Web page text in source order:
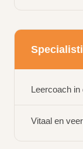
Leercoach in
Vitaal en